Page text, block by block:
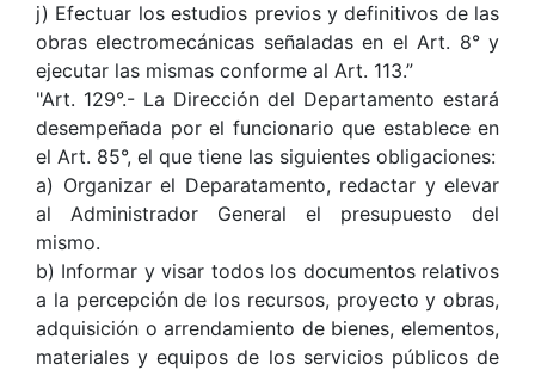
j) Efectuar los estudios previos y definitivos de las
obras electromecánicas señaladas en el Art. 8° y
ejecutar las mismas conforme al Art. 113.”
"Art. 129°.- La Dirección del Departamento estará
desempeñada por el funcionario que establece en
el Art. 85°, el que tiene las siguientes obligaciones:
a) Organizar el Deparatamento, redactar y elevar
al Administrador General el presupuesto del
mismo.
b) Informar y visar todos los documentos relativos
a la percepción de los recursos, proyecto y obras,
adquisición o arrendamiento de bienes, elementos,
materiales y equipos de los servicios públicos de